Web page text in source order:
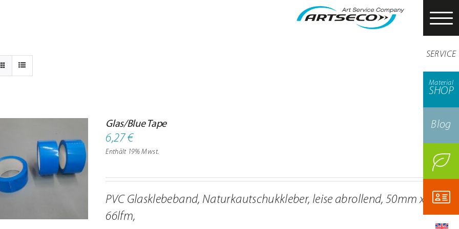
SERVICE
Material
SHOP
Blog
Glas/Blue Tape
6,27€
Enthält 19% Mwst.
PVC Glasklebeband, Naturkautschukkleber, leise abrollend, 50mm x
66lfm,